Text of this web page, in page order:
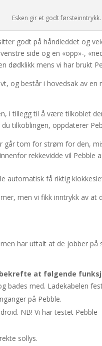
Esken gir et godt førsteinntrykk.
godt på håndleddet og
side og en «opp»-,
dødklikk mens vi har brukt
og består i hovedsak av en
i tillegg til å være tilkoblet
tilkoblingen, oppdaterer
går tom for strøm for den,
rekkevidde vil Pebble
automatisk få riktig
men vi fikk inntrykk av
har uttalt at de jobber
at følgende
bades med. Ladekabelen
på Pebble.
NB! Vi har testet Pebble
sollys.